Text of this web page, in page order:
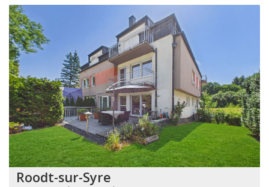
Roodt-sur-Syre